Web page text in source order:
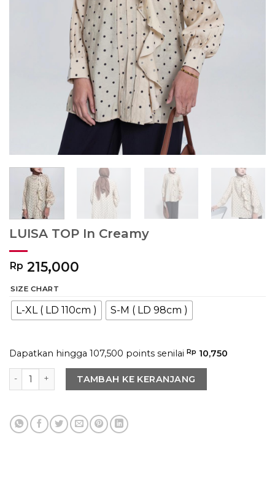
LUISA TOP In Creamy
Rp 215,000
SIZE CHART
L-XL ( LD 110cm ) S-M ( LD 98cm )
Dapatkan hingga 107,500 points senilai Rp 10,750
Kuantitas LUISA TOP In Creamy
TAMBAH KE KERANJANG